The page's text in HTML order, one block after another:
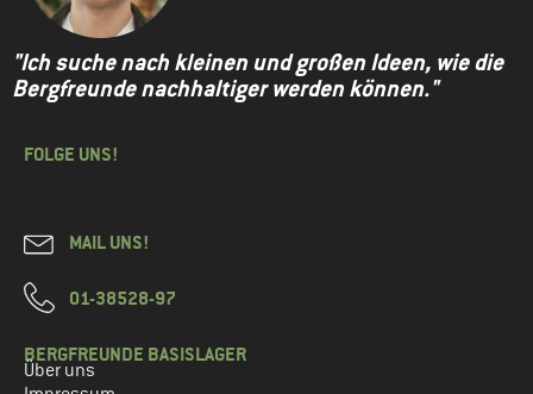
"Ich suche nach kleinen und großen Ideen, wie die
Bergfreunde nachhaltiger werden können."
FOLGE UNS!
MAIL UNS!
01-38528-97
BERGFREUNDE BASISLAGER
Über uns